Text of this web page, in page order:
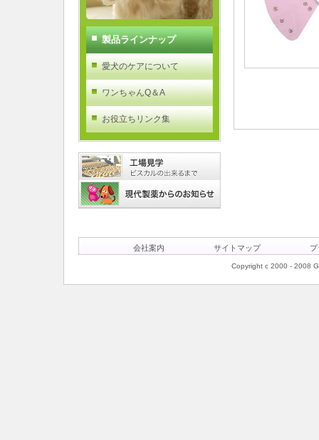
製品ラインナップ
愛犬のケアについて
ワンちゃんQ＆A
お役立ちリンク集
会社案内 サイトマップ
Copyright c 2000 - 2008